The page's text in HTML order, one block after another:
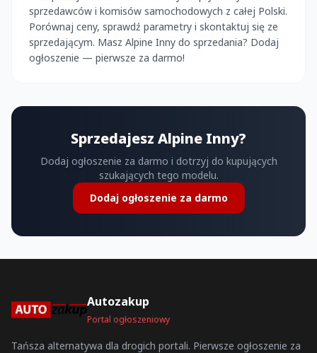
sprzedawców i komisów samochodowych z całej Polski.
Porównaj ceny, sprawdź parametry i skontaktuj się ze
sprzedającym. Masz Alpine Inny do sprzedania? Dodaj
ogłoszenie — pierwsze za darmo!
Sprzedajesz Alpine Inny?
Dodaj ogłoszenie za darmo i dotrzyj do kupujących
szukających tego modelu.
Dodaj ogłoszenie za darmo
Autozakup
Portal ogłoszeniowy
Tańsza alternatywa dla drogich portali. Pierwsze ogłoszenie za